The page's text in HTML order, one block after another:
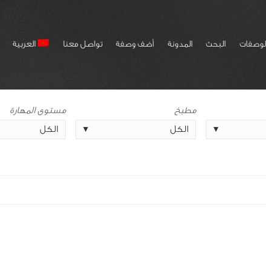
البحث المدونة أضف وصفة تواصل معنا العربية
مطبخ
مستوى المهارة